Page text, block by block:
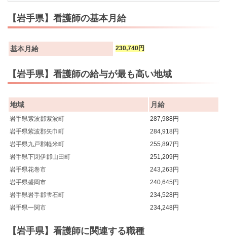
【岩手県】看護師の基本月給
基本月給 230,740円
【岩手県】看護師の給与が最も高い地域
地域 月給
岩手県紫波郡紫波町
287,988円
岩手県紫波郡矢巾町
284,918円
岩手県九戸郡軽米町
255,897円
岩手県下閉伊郡山田町
251,209円
岩手県花巻市
243,263円
岩手県盛岡市
240,645円
岩手県岩手郡雫石町
234,528円
岩手県一関市
234,248円
【岩手県】看護師に関連する職種